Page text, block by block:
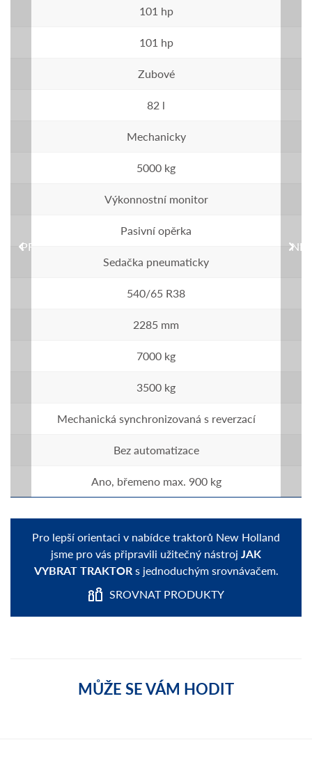
PREVIOUS
101 hp
101 hp
Zubové
82 l
Mechanicky
5000 kg
Výkonnostní monitor
Pasivní opěrka
Sedačka pneumaticky
540/65 R38
2285 mm
7000 kg
3500 kg
Mechanická synchronizovaná s reverzací
Bez automatizace
Ano, břemeno max. 900 kg
Pro lepší orientaci v nabídce traktorů New Holland
jsme pro vás připravili užitečný nástroj JAK
VYBRAT TRAKTORs jednoduchým srovnávačem.
SROVNAT PRODUKTY
MŮŽE SE VÁM HODIT